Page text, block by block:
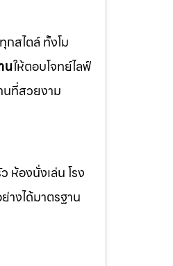
สไตล์ ทั้งโม
นให้ตอบโจทย์ไลฟ์
นที่สวยงาม
ห้องนั่งเล่น โรง
างได้มาตรฐาน